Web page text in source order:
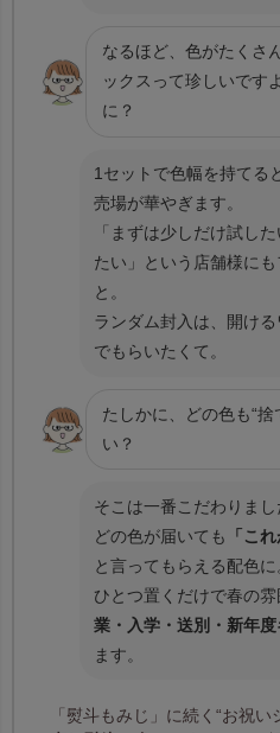
なるほど、色がたくさ
ックスって珍しいです
に？
1セットで色幅を持てる
売場が華やぎます。
「まずは少しだけ試し
たい」という店舗様に
と。
ランダム封入は、開け
でもらいたくて。
たしかに、どの色も“捨
い？
そこは一番こだわりまし
どの色が届いても
「こ
と言ってもらえる配色に
ひとつ置くだけで春の
業・入学・送別・新年度
ます。
「熨斗もみじ」に続く“お祝い